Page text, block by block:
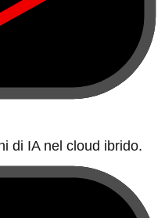
di IA nel cloud ibrido.